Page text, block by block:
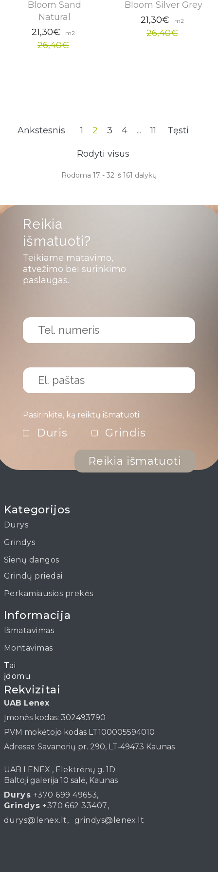
Bloom Sand
Natural
21,30€
m2
26,40€
Bloom Silver Grey
21,30€
m2
26,40€
Ankstesnis 1 2 3 4 ... 11 Tęsti
Rodyti visus
Rodoma 17 - 32 iš 161 dalykų
Reikia
išmatuoti?
Teikiame matavimo,
atvežimo bei surinkimo
paslaugas.
Pasirinkite, ką reiktų išmatuoti:
Duris Grindis
Reikia išmatuoti
Kategorijos
Durys
Grindys
Sienų dangos
Grindų priedai
Perkamiausios prekės
Informacija
Išmatavimas
Montavimas
Straipsniai
Rekvizitai
UAB Lenex
Įmonės kodas: 302493790
PVM mokėtojo kodas LT100005594010
Adresas: Savanorių pr. 290, LT-49473 Kaunas
UAB LENEX , Elektrėnų g. 1D
Baltoji galerija 10 salė, Kaunas
Durys +370 699 49653,
Grindys +370 662 33407,
durys@lenex.lt, grindys@lenex.lt